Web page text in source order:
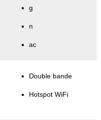
g
n
ac
Double bande
Hotspot WiFi